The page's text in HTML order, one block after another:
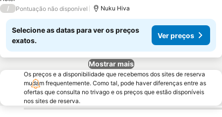
/ Pontuação não disponível Nuku Hiva
Selecione as datas para ver os preços
exatos.
Ver preços
Mostrar mais
Os preços e a disponibilidade que recebemos dos sites de reserva
mudam frequentemente. Como tal, pode haver diferenças entre as
ofertas que consulta no trivago e os preços que estão disponíveis
nos sites de reserva.